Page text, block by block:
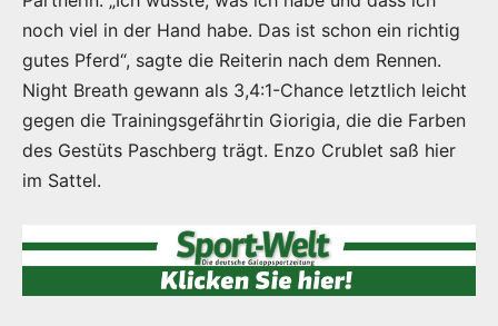
noch viel in der Hand habe. Das ist schon ein richtig
gutes Pferd“, sagte die Reiterin nach dem Rennen.
Night Breath gewann als 3,4:1-Chance letztlich leicht
gegen die Trainingsgefährtin Giorigia, die die Farben
des Gestüts Paschberg trägt. Enzo Crublet saß hier
im Sattel.